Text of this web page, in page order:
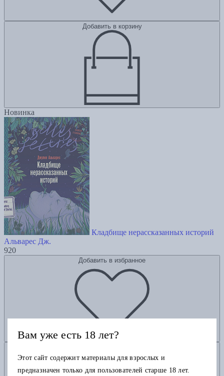
Добавить в корзину
Новинка
Кладбище нерассказанных историй
Альварес Дж.
920
Добавить в избранное
Вам уже есть 18 лет?
Этот сайт содержит материалы для взрослых и
предназначен только для пользователей старше 18 лет.